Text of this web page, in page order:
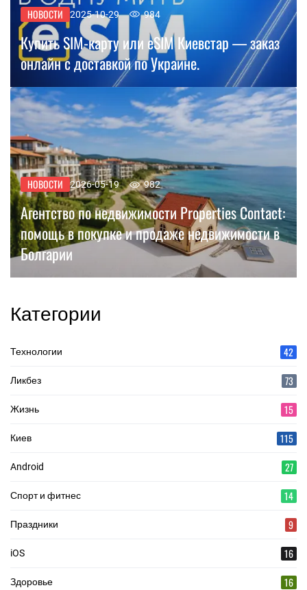
НОВОСТИ 2025-10-29 984
Купить SIM-карту или eSIM Киевстар — заказ
онлайн с доставкой по Украине.
НОВОСТИ 2026-05-19 982
Агентство по недвижимости Properties Contact:
помощь в покупке и продаже недвижимости в
Болгарии
Категории
Технологии 42
Ликбез 73
Жизнь 15
Киев 115
Android 27
Спорт и фитнес 14
Праздники 9
iOS 16
Здоровье 16